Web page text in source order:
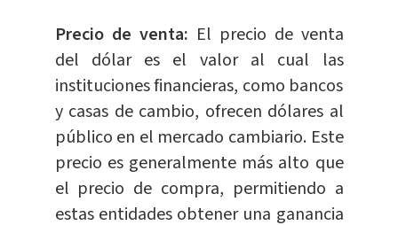
Precio de venta: El precio de venta
del dólar es el valor al cual las
instituciones financieras, como bancos
y casas de cambio, ofrecen dólares al
público en el mercado cambiario. Este
precio es generalmente más alto que
el precio de compra, permitiendo a
estas entidades obtener una ganancia